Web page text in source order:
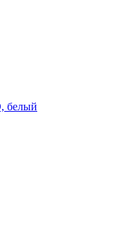
белый